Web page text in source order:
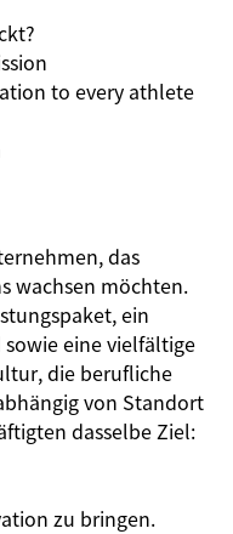
to every athlete
das
wachsen möchten.
ein
eine vielfältige
die berufliche
von Standort
dasselbe Ziel:
zu bringen.